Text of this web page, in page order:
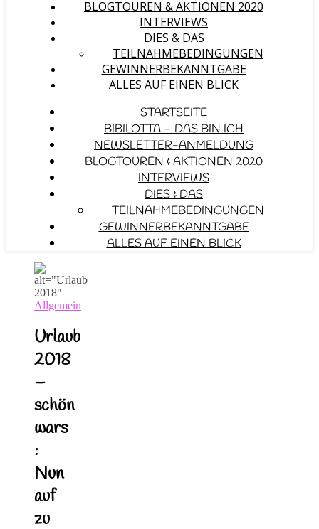
BLOGTOUREN & AKTIONEN 2020
INTERVIEWS
DIES & DAS
TEILNAHMEBEDINGUNGEN
GEWINNERBEKANNTGABE
ALLES AUF EINEN BLICK
STARTSEITE
BIBILOTTA – DAS BIN ICH
NEWSLETTER-ANMELDUNG
BLOGTOUREN & AKTIONEN 2020
INTERVIEWS
DIES & DAS
TEILNAHMEBEDINGUNGEN
GEWINNERBEKANNTGABE
ALLES AUF EINEN BLICK
Allgemein
Urlaub
2018
–
schön
wars
:
Nun
auf
zu